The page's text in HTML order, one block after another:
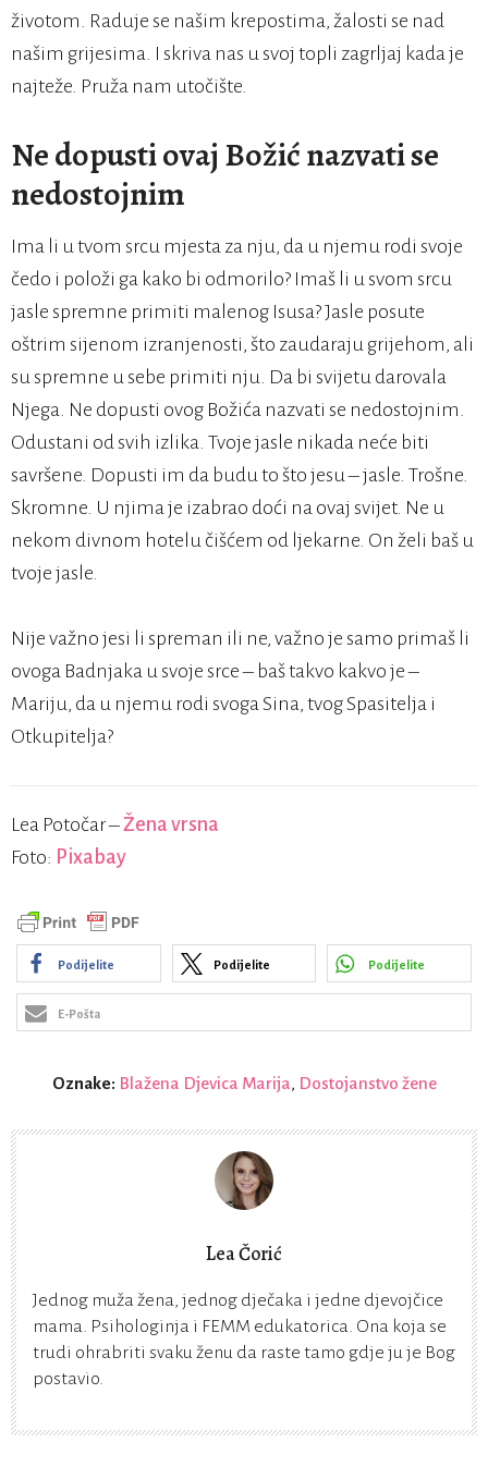
životom. Raduje se našim krepostima, žalosti se nad
našim grijesima. I skriva nas u svoj topli zagrljaj kada je
najteže. Pruža nam utočište.
Ne dopusti ovaj Božić nazvati se
nedostojnim
Ima li u tvom srcu mjesta za nju, da u njemu rodi svoje
čedo i položi ga kako bi odmorilo? Imaš li u svom srcu
jasle spremne primiti malenog Isusa? Jasle posute
oštrim sijenom izranjenosti, što zaudaraju grijehom, ali
su spremne u sebe primiti nju. Da bi svijetu darovala
Njega. Ne dopusti ovog Božića nazvati se nedostojnim.
Odustani od svih izlika. Tvoje jasle nikada neće biti
savršene. Dopusti im da budu to što jesu – jasle. Trošne.
Skromne. U njima je izabrao doći na ovaj svijet. Ne u
nekom divnom hotelu čišćem od ljekarne. On želi baš u
tvoje jasle.
Nije važno jesi li spreman ili ne, važno je samo primaš li
ovoga Badnjaka u svoje srce – baš takvo kakvo je –
Mariju, da u njemu rodi svoga Sina, tvog Spasitelja i
Otkupitelja?
Lea Potočar –Žena vrsna
Foto: Pixabay
Podijelite Podijelite Podijelite
E-Pošta
Oznake: Blažena Djevica Marija, Dostojanstvo žene
Lea Čorić
Jednog muža žena, jednog dječaka i jedne djevojčice
mama. Psihologinja i FEMM edukatorica. Ona koja se
trudi ohrabriti svaku ženu da raste tamo gdje ju je Bog
postavio.